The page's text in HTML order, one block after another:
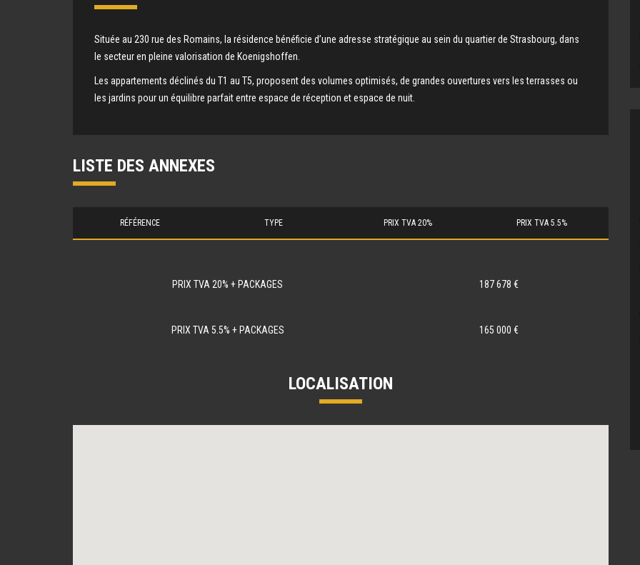
Située au 230 rue des Romains, la résidence bénéficie d’une adresse stratégique au sein du quartier de Strasbourg, dans
le secteur en pleine valorisation de Koenigshoffen.
Les appartements déclinés du T1 au T5, proposent des volumes optimisés, de grandes ouvertures vers les terrasses ou
les jardins pour un équilibre parfait entre espace de réception et espace de nuit.
LISTE DES ANNEXES
RÉFÉRENCE TYPE PRIX TVA 20% PRIX TVA 5.5%
PRIX TVA 20% + PACKAGES 187 678 €
PRIX TVA 5.5% + PACKAGES 165 000 €
LOCALISATION